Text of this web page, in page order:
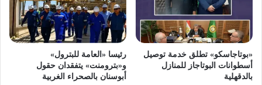
«بوتاجاسكو» تطلق خدمة توصيل
أسطوانات البوتاجاز للمنازل
بالدقهلية
رئيسا «العامة للبترول»
و«بترومنت» يتفقدان حقول
أبوسنان بالصحراء الغربية